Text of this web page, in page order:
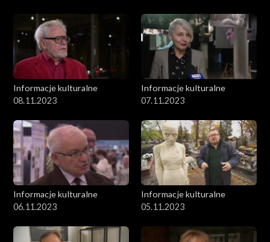
Informacje kulturalne
08.11.2023
Informacje kulturalne
07.11.2023
Informacje kulturalne
06.11.2023
Informacje kulturalne
05.11.2023